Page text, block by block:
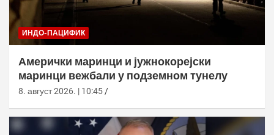
ИНДО-ПАЦИФИК
Амерички маринци и јужнокорејски
маринци вежбали у подземном тунелу
8. август 2026. | 10:45